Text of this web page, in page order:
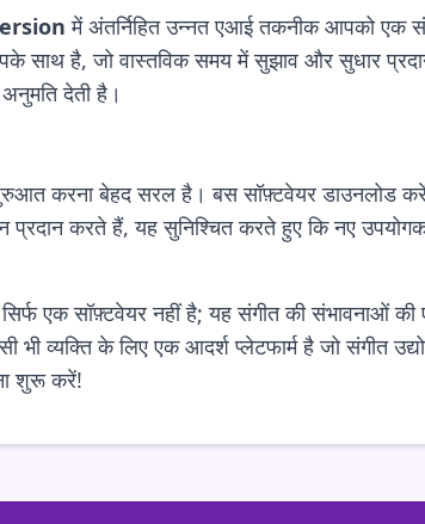
में अंतर्निहित उन्नत एआई तकनीक आपको एक
साथ है, जो वास्तविक समय में सुझाव और सुधार
देती है।
करना बेहद सरल है। बस सॉफ़्टवेयर डाउनलोड
प्रदान करते हैं, यह सुनिश्चित करते हुए कि नए
सिर्फ एक सॉफ़्टवेयर नहीं है; यह संगीत की संभावनाओं
भी व्यक्ति के लिए एक आदर्श प्लेटफार्म है जो
शुरू करें!